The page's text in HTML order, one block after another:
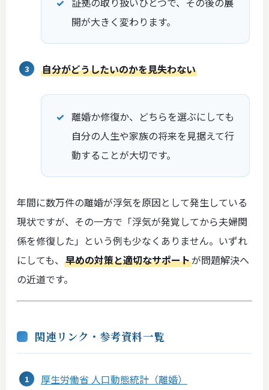
開が大きく変わります。
自分がどうしたいのかを見失わない
離婚か修復か、どちらを選ぶにしても
自分の人生や家族の将来を見据えて行
動することが大切です。
年間に数万件の離婚が浮気を原因として発生している
現状ですが、その一方で「浮気が発覚してから夫婦関
係を修復した」という例も少なくありません。いずれ
にしても、 早めの対策と適切なサポートが問題解決へ
の近道です。
関連リンク・参考資料一覧
厚生労働省 人口動態統計（離婚）